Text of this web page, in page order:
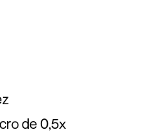
de 0,5x